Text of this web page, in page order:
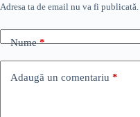
Adresa ta de email nu va fi publicată.
Nume*
Adaugă un comentariu *